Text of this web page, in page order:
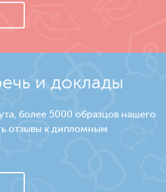
и доклады
более 5000 образцов нашего
отзывы к дипломным